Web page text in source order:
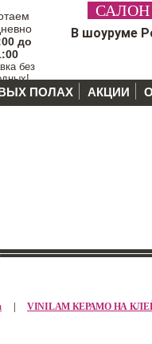
до
без
В шоуруме
ПОЛАХ АКЦИИ
| VINILAM КЕРАМО НА